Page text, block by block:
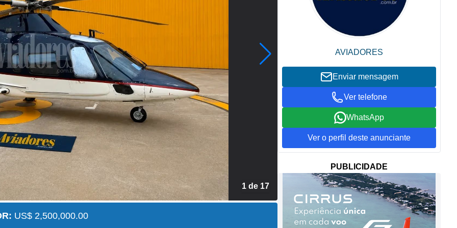
2 de 17
US$ 2,500,000.00
AVIADORES
Enviar mensagem
Ver telefone
WhatsApp
Ver o perfil deste anunciante
PUBLICIDADE